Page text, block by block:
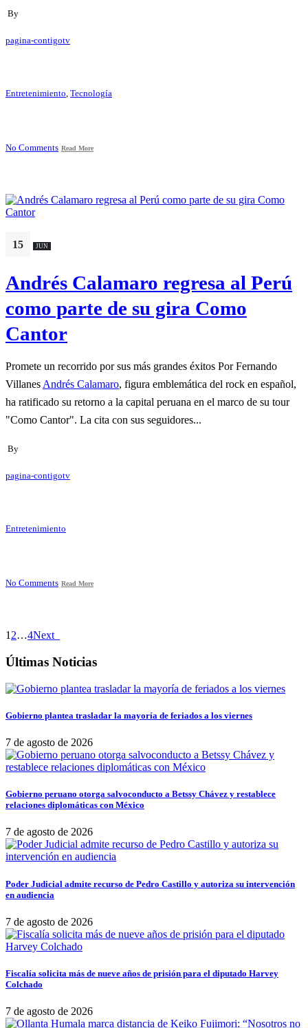
By
pagina-contigotv
Entretenimiento, Tecnología
No Comments Read More
15 JUN
Andrés Calamaro regresa al Perú
como parte de su gira Como
Cantor
Promete un recorrido por sus más grandes éxitos Por Fernando
Villanes Andrés Calamaro, figura emblemática del rock en español,
ha ratificado su retorno a la capital peruana en el marco de su tour
"Como Cantor". La cita con sus seguidores...
By
pagina-contigotv
Entretenimiento
No Comments Read More
1 2…4Next
Últimas Noticias
Gobierno plantea trasladar la mayoría de feriados a los viernes
7 de agosto de 2026
Gobierno peruano otorga salvoconducto a Betssy Chávez y restablece
relaciones diplomáticas con México
7 de agosto de 2026
Poder Judicial admite recurso de Pedro Castillo y autoriza su intervención
en audiencia
7 de agosto de 2026
Fiscalía solicita más de nueve años de prisión para el diputado Harvey
Colchado
7 de agosto de 2026